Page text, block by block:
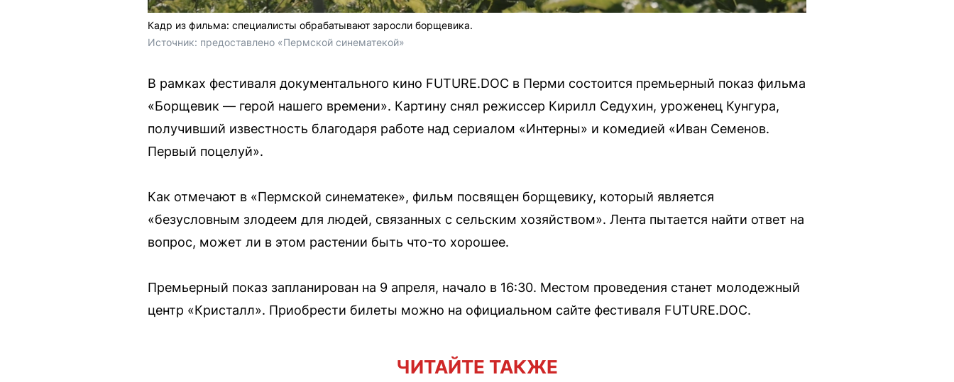
Кадр из фильма: специалисты обрабатывают заросли борщевика.
Источник: предоставлено «Пермской синематекой»
В рамках фестиваля документального кино FUTURE.DOC в Перми состоится премьерный показ фильма
«Борщевик — герой нашего времени». Картину снял режиссер Кирилл Седухин, уроженец Кунгура,
получивший известность благодаря работе над сериалом «Интерны» и комедией «Иван Семенов.
Первый поцелуй».
Как отмечают в «Пермской синематеке», фильм посвящен борщевику, который является
«безусловным злодеем для людей, связанных с сельским хозяйством». Лента пытается найти ответ на
вопрос, может ли в этом растении быть что-то хорошее.
Премьерный показ запланирован на 9 апреля, начало в 16:30. Местом проведения станет молодежный
центр «Кристалл». Приобрести билеты можно на официальном сайте фестиваля FUTURE.DOC.
ЧИТАЙТЕ ТАКЖЕ